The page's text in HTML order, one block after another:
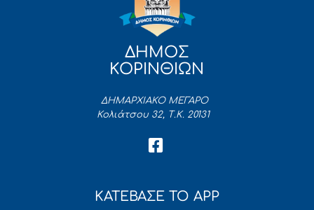
ΔΗΜΟΣ
ΚΟΡΙΝΘΙΩΝ
ΔΗΜΑΡΧΙΑΚΟ ΜΕΓΑΡΟ
Κολιάτσου 32, Τ.Κ. 20131
ΚΑΤΕΒΑΣΕ ΤΟ APP